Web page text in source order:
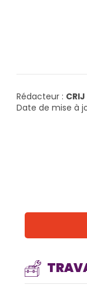
Rédacteur :
Date de mise à